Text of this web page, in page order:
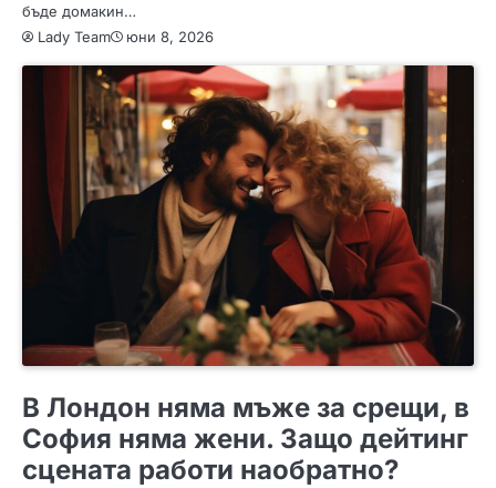
бъде домакин…
Lady Team
юни 8, 2026
В Лондон няма мъже за срещи, в
София няма жени. Защо дейтинг
сцената работи наобратно?